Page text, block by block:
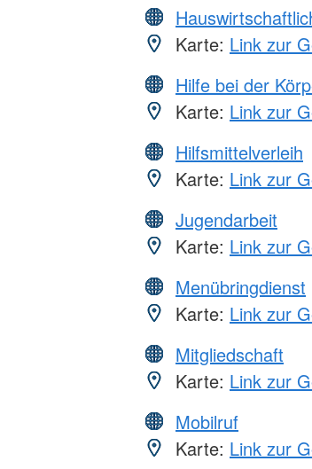
Karte: Link zur
Hilfe bei der
Karte: Link zur
Hilfsmittelverleih
Karte: Link zur
Jugendarbeit
Karte: Link zur
Menübringdienst
Karte: Link zur
Mitgliedschaft
Karte: Link zur
Mobilruf
Karte: Link zur